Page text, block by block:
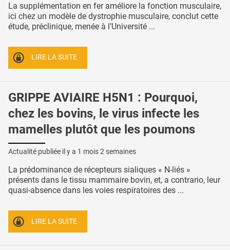
La supplémentation en fer améliore la fonction musculaire,
ici chez un modèle de dystrophie musculaire, conclut cette
étude, préclinique, menée à l’Université ...
LIRE LA SUITE
GRIPPE AVIAIRE H5N1 : Pourquoi,
chez les bovins, le virus infecte les
mamelles plutôt que les poumons
Actualité publiée il y a 1 mois 2 semaines
La prédominance de récepteurs sialiques « N-liés »
présents dans le tissu mammaire bovin, et, a contrario, leur
quasi-absence dans les voies respiratoires des ...
LIRE LA SUITE